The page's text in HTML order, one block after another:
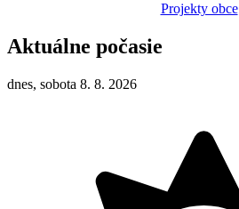
Projekty obce
Aktuálne počasie
dnes, sobota 8. 8. 2026